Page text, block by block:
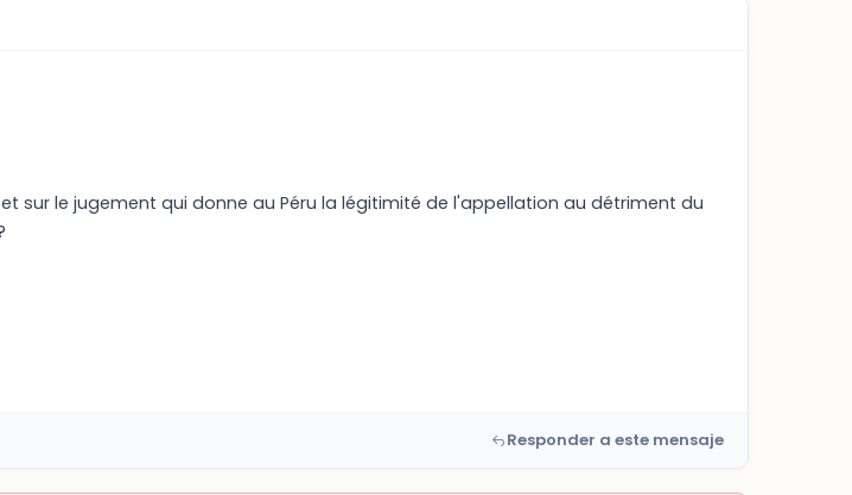
sur le jugement qui donne au Péru la légitimité de l'appellation au détriment du
Responder a este mensaje